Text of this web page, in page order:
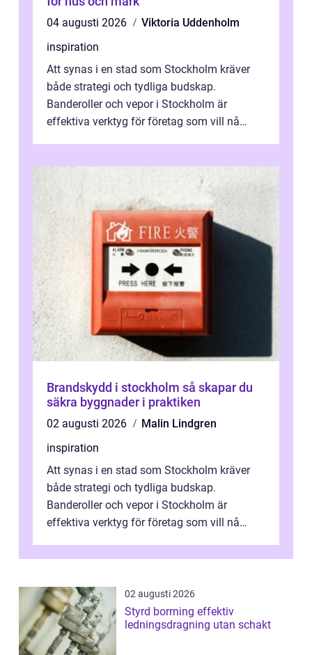
04 augusti 2026
Viktoria Uddenholm
inspiration
Att synas i en stad som Stockholm kräver
både strategi och tydliga budskap.
Banderoller och vepor i Stockholm är
effektiva verktyg för företag som vill nå
Brandskydd i stockholm så skapar du
säkra byggnader i praktiken
02 augusti 2026
Malin Lindgren
inspiration
Att synas i en stad som Stockholm kräver
både strategi och tydliga budskap.
Banderoller och vepor i Stockholm är
effektiva verktyg för företag som vill nå
02 augusti 2026
Styrd borrning effektiv
ledningsdragning utan schakt